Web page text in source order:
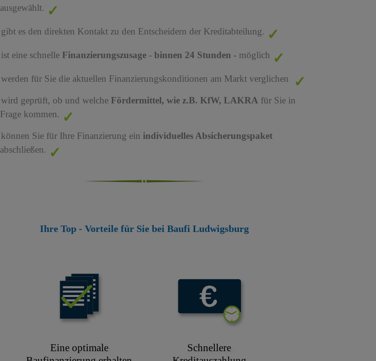
ausgewählt.
gibt es den direkten Kontakt zu den Entscheidern der Kreditabteilung.
ist eine schnelle Finanzierungszusage- binnen 24 Stunden - möglich
werden für Sie die aktuellen Finanzierungskonditionen am Markt verglichen
wird geprüft, ob und welche Fördermittel, wie z.B. KfW, LAKRA für Sie in
Frage kommen.
können Sie für Ihre Finanzierung ein individuelles Absicherungspaket
abschließen.
Ihre Top - Vorteile für Sie bei Baufi Ludwigsburg
Eine optimale
Schnellere